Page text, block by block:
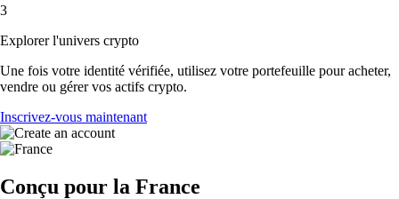
3
Explorer l'univers crypto
Une fois votre identité vérifiée, utilisez votre portefeuille pour acheter,
vendre ou gérer vos actifs crypto.
Inscrivez-vous maintenant
Conçu pour la France